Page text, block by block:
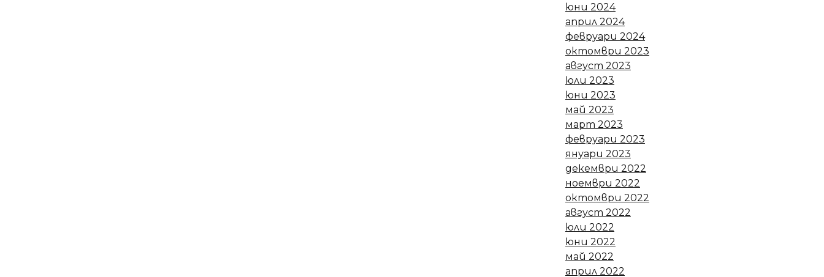
юни 2024
април 2024
февруари 2024
октомври 2023
август 2023
юли 2023
юни 2023
май 2023
март 2023
февруари 2023
януари 2023
декември 2022
ноември 2022
октомври 2022
август 2022
юли 2022
юни 2022
май 2022
април 2022